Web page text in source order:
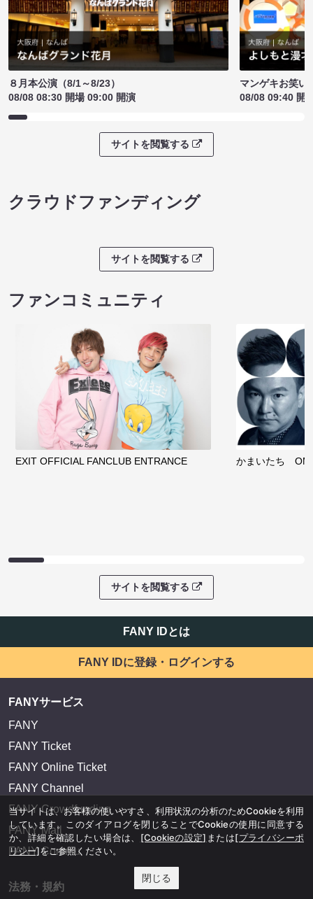
８月本公演（8/1～8/23）
08/08 08:30 開場 09:00 開演
マンゲキお笑い
08/08 09:40 開
サイトを閲覧する
クラウドファンディング
サイトを閲覧する
ファンコミュニティ
EXIT OFFICIAL FANCLUB ENTRANCE かまいたち
サイトを閲覧する
FANY IDとは
FANY IDに登録・ログインする
FANYサービス
FANY
FANY Ticket
FANY Online Ticket
FANY Channel
FANY Crowdfunding
FANY Mall
FANY Commu
法務・規約
当サイトは、お客様の使いやすさ、利用状況の分析のためCookieを利用
しています。このダイアログを閉じることでCookieの使用に同意する
か、詳細を確認したい場合は、 [Cookieの設定] または[プライバシーポ
リシー]をご参照ください。
閉じる